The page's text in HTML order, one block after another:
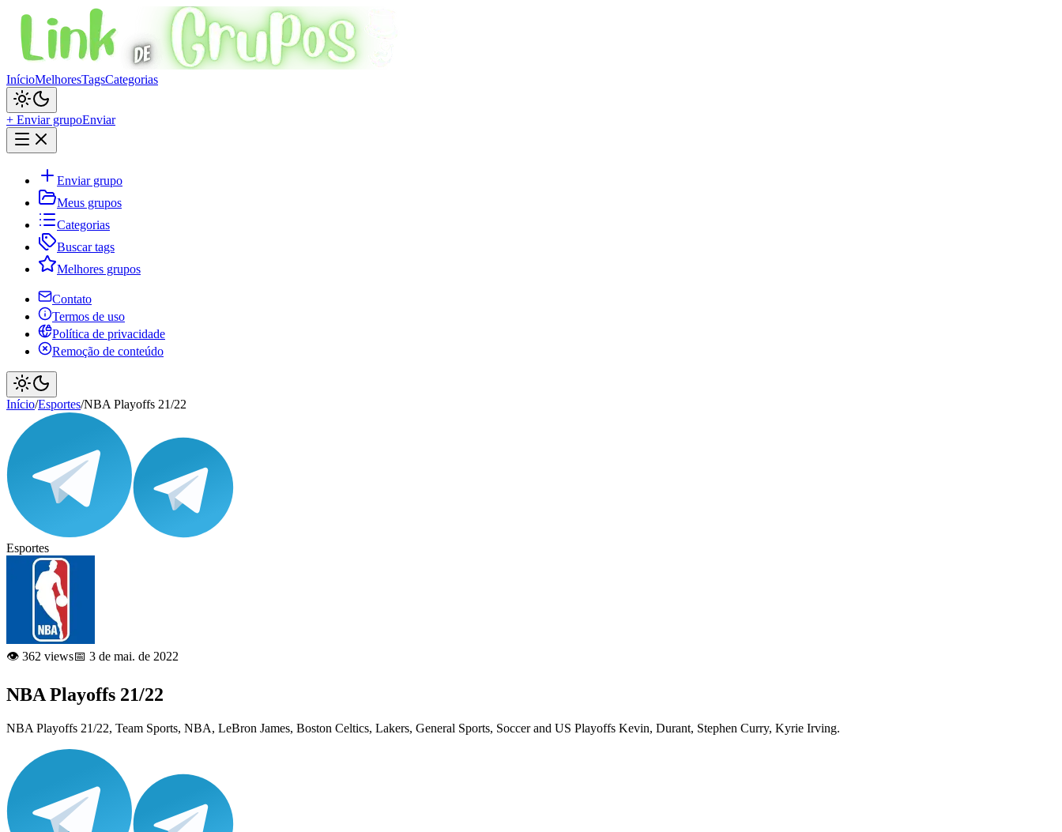
InícioMelhoresTagsCategorias
+ Enviar grupoEnviar
Enviar grupo
Meus grupos
Categorias
Buscar tags
Melhores grupos
Contato
Termos de uso
Política de privacidade
Remoção de conteúdo
Início/Esportes/NBA Playoffs 21/22
Esportes
👁️ 362 views📅 3 de mai. de 2022
NBA Playoffs 21/22
NBA Playoffs 21/22, Team Sports, NBA, LeBron James, Boston Celtics, Lakers, General Sports, Soccer and US Playoffs Kevin, Durant, Stephen Curry, Kyrie Irving.